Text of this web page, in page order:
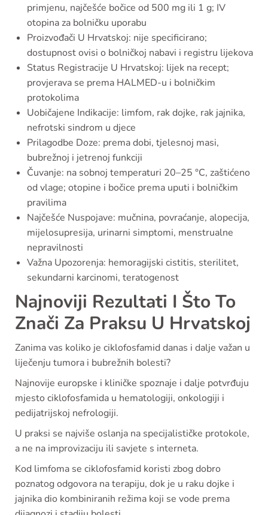
primjenu, najčešće bočice od 500 mg ili 1 g; IV
otopina za bolničku uporabu
Proizvođači U Hrvatskoj: nije specificirano;
dostupnost ovisi o bolničkoj nabavi i registru lijekova
Status Registracije U Hrvatskoj: lijek na recept;
provjerava se prema HALMED-u i bolničkim
protokolima
Uobičajene Indikacije: limfom, rak dojke, rak jajnika,
nefrotski sindrom u djece
Prilagodbe Doze: prema dobi, tjelesnoj masi,
bubrežnoj i jetrenoj funkciji
Čuvanje: na sobnoj temperaturi 20–25 °C, zaštićeno
od vlage; otopine i bočice prema uputi i bolničkim
pravilima
Najčešće Nuspojave: mučnina, povraćanje, alopecija,
mijelosupresija, urinarni simptomi, menstrualne
nepravilnosti
Važna Upozorenja: hemoragijski cistitis, sterilitet,
sekundarni karcinomi, teratogenost
Najnoviji Rezultati I Što To
Znači Za Praksu U Hrvatskoj
Zanima vas koliko je ciklofosfamid danas i dalje važan u
liječenju tumora i bubrežnih bolesti?
Najnovije europske i kliničke spoznaje i dalje potvrđuju
mjesto ciklofosfamida u hematologiji, onkologiji i
pedijatrijskoj nefrologiji.
U praksi se najviše oslanja na specijalističke protokole,
a ne na improvizaciju ili savjete s interneta.
Kod limfoma se ciklofosfamid koristi zbog dobro
poznatog odgovora na terapiju, dok je u raku dojke i
jajnika dio kombiniranih režima koji se vode prema